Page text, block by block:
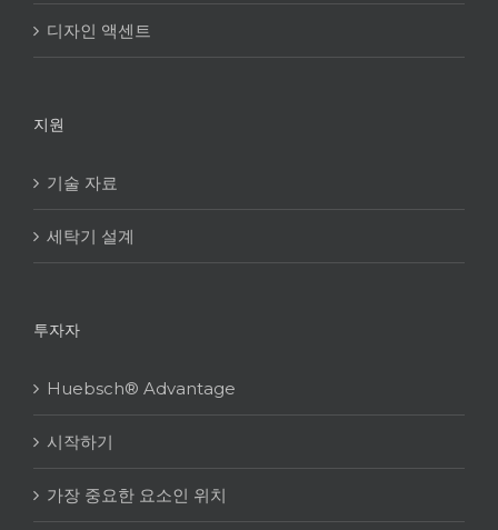
디자인 액센트
지원
기술 자료
세탁기 설계
투자자
Huebsch® Advantage
시작하기
가장 중요한 요소인 위치